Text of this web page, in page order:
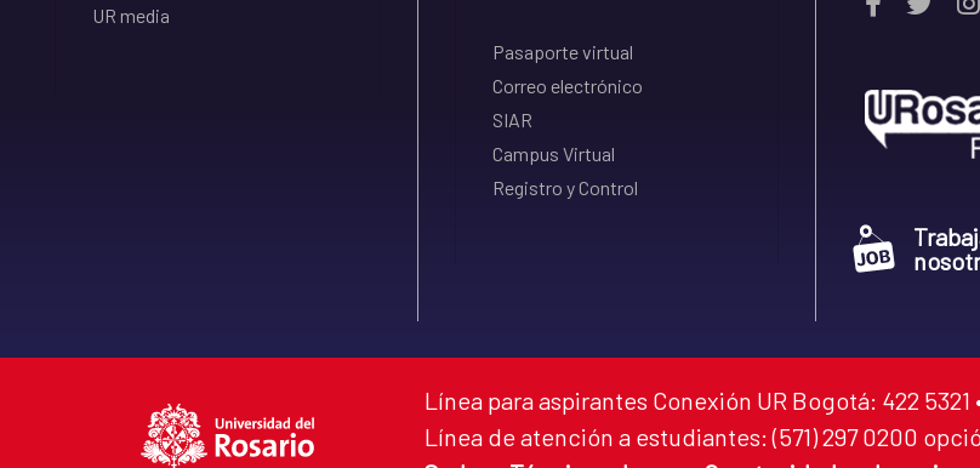
UR media
Pasaporte virtual
Correo electrónico
SIAR
Campus Virtual
Registro y Control
Línea para aspirantes Conexión UR Bogotá: 422 5321
Línea de atención a estudiantes: (571) 297 0200